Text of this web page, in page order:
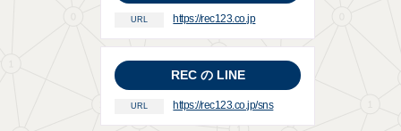
URL https://rec123.co.jp
REC の LINE
URL https://rec123.co.jp/sns